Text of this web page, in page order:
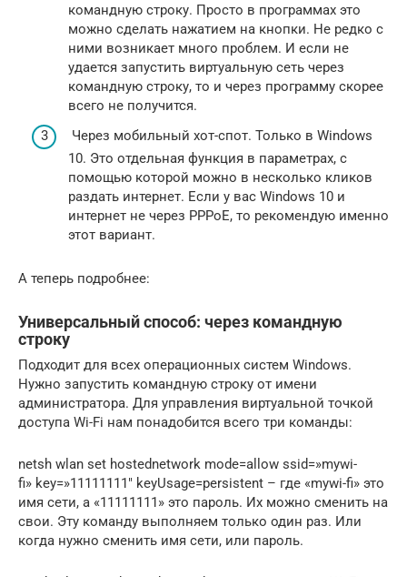
командную строку. Просто в программах это
можно сделать нажатием на кнопки. Не редко с
ними возникает много проблем. И если не
удается запустить виртуальную сеть через
командную строку, то и через программу скорее
всего не получится.
Через мобильный хот-спот. Только в Windows
10. Это отдельная функция в параметрах, с
помощью которой можно в несколько кликов
раздать интернет. Если у вас Windows 10 и
интернет не через PPPoE, то рекомендую именно
этот вариант.
А теперь подробнее:
Универсальный способ: через командную
строку
Подходит для всех операционных систем Windows.
Нужно запустить командную строку от имени
администратора. Для управления виртуальной точкой
доступа Wi-Fi нам понадобится всего три команды:
netsh wlan set hostednetwork mode=allow ssid=»mywi-
fi» key=»11111111″ keyUsage=persistent – где «mywi-fi» это
имя сети, а «11111111» это пароль. Их можно сменить на
свои. Эту команду выполняем только один раз. Или
когда нужно сменить имя сети, или пароль.